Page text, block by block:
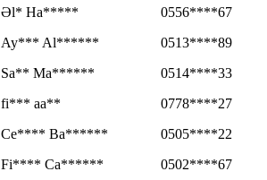
Əl* Ha*****
0556****67
Ay*** Al******
0513****89
Sa** Ma******
0514****33
fi*** aa**
0778****27
Ce**** Ba******
0505****22
Fi**** Ca******
0502****67